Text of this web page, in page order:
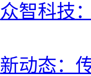
众智科技
新动态：